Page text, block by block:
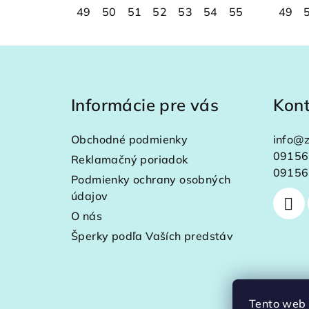
Tento
49 50 51 52 53 54 55 57
49
Informácie pre vás
Obchodné podmienky
Reklamačný poriadok
Podmienky ochrany osobných
údajov
O nás
Šperky podľa Vaších predstáv
info@